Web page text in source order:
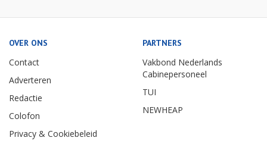
OVER ONS
Contact
Adverteren
Redactie
Colofon
Privacy & Cookiebeleid
PARTNERS
Vakbond Nederlands
Cabinepersoneel
TUI
NEWHEAP